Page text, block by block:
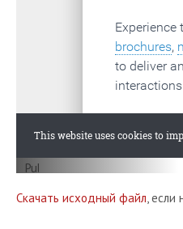
Скачать исходный файл, если